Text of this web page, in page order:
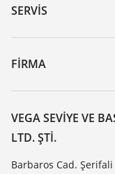
Seri numarası girerek
DTM Collection/
SERVIS
Cihazının geri
Seminerler
Dirençlilik listesi
Dielektrisite listesi
TeamViewer
FIRMA
VEGA hakkında
Iletisim
Haber makaleleri
Basin
VEGA SEVIYE VE
LTD. ŞTI.
Barbaros Cad.